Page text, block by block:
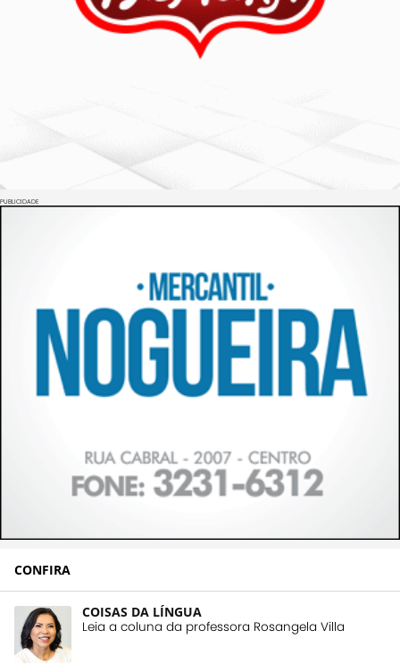
PUBLICIDADE
CONFIRA
COISAS DA LÍNGUA
Leia a coluna da professora Rosangela Villa